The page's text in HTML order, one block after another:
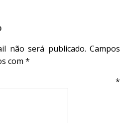
não será publicado. Campos
com *
*